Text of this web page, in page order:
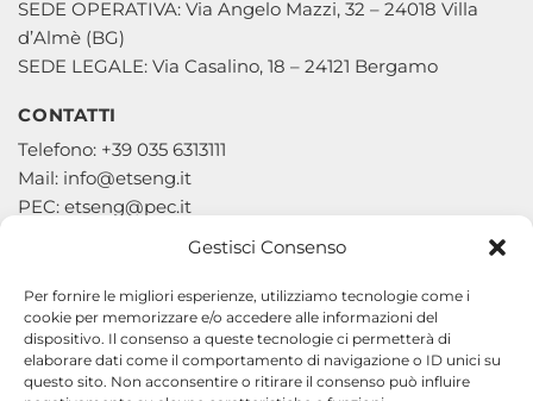
Gestisci Consenso
Per fornire le migliori esperienze, utilizziamo tecnologie come i
cookie per memorizzare e/o accedere alle informazioni del
dispositivo. Il consenso a queste tecnologie ci permetterà di
elaborare dati come il comportamento di navigazione o ID unici su
questo sito. Non acconsentire o ritirare il consenso può influire
SEDE OPERATIVA: Via Angelo Mazzi, 32 – 24018 Villa
d’Almè (BG)
SEDE LEGALE: Via Casalino, 18 – 24121 Bergamo
CONTATTI
Telefono: +39 035 6313111
Mail: info@etseng.it
PEC: etseng@pec.it
Engineering and Technical Services S.p.A.
P.IVA e C.F. 02141540167